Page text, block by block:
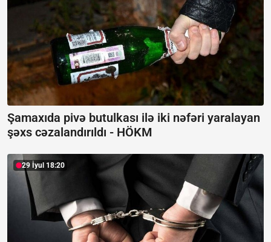
Şamaxıda pivə butulkası ilə iki nəfəri yaralayan
şəxs cəzalandırıldı - HÖKM
29 İyul 18:20